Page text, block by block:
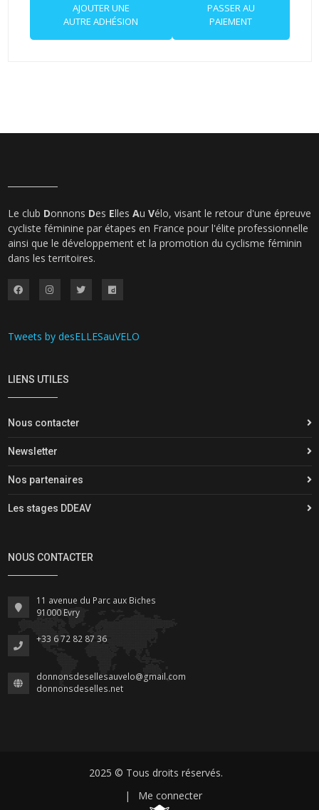
AJOUTER UNE
AUTRE ADHÉSION
PASSER AU
PAIEMENT
Le club Donnons Des Elles Au Vélo, visant le retour d'une épreuve
cycliste féminine par étapes en France pour l'élite professionnelle
ainsi que le développement et la promotion du cyclisme féminin
dans les territoires.
Tweets by desELLESauVELO
LIENS UTILES
Nous contacter
Newsletter
Nos partenaires
Les stages DDEAV
NOUS CONTACTER
11 avenue du Parc aux Biches
91000 Evry
+33 6 72 82 87 36
donnonsdesellesauvelo@gmail.com
donnonsdeselles.net
2025 © Tous droits réservés.
|
Me connecter